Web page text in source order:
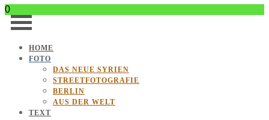
0
HOME
FOTO
DAS NEUE SYRIEN
STREETFOTOGRAFIE
BERLIN
AUS DER WELT
TEXT